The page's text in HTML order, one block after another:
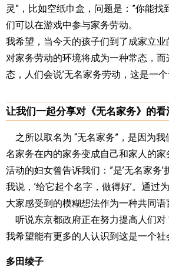
灵”，比如空纸巾盒，问题是：”你能找
们可以在游戏中参与家务劳动。
我希望，当今天的孩子们到了成家立
对家务劳动的环境将成为一种常态，
态，人们会说’无名家务劳动，这是一
让我们一起分享对《无名家务》的看
之所以取名为 “无名家务”，是因为
名家务在内的家务变成自己和家人的
活动的妇女曾告诉我们：”是’无名家务
我说，’给它起个名字，做得好’。通过
大家感受到的模糊想法作为一种共同语
听说东京都政府正在努力提高人们对
我希望能有更多的人认识到这是一个社
多田绫子